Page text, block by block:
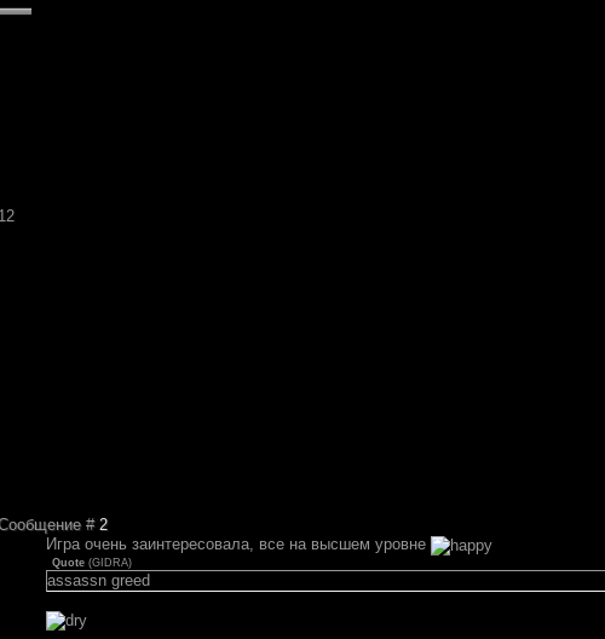
# 2
Игра очень заинтересовала, все на высшем уровне
Quote (GIDRA)
assassn greed